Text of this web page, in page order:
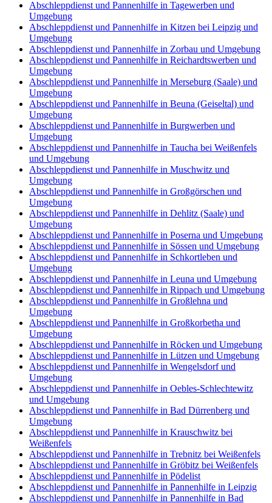
Abschleppdienst und Pannenhilfe in Tagewerben und
Umgebung
Abschleppdienst und Pannenhilfe in Kitzen bei Leipzig und
Umgebung
Abschleppdienst und Pannenhilfe in Zorbau und Umgebung
Abschleppdienst und Pannenhilfe in Reichardtswerben und
Umgebung
Abschleppdienst und Pannenhilfe in Merseburg (Saale) und
Umgebung
Abschleppdienst und Pannenhilfe in Beuna (Geiseltal) und
Umgebung
Abschleppdienst und Pannenhilfe in Burgwerben und
Umgebung
Abschleppdienst und Pannenhilfe in Taucha bei Weißenfels
und Umgebung
Abschleppdienst und Pannenhilfe in Muschwitz und
Umgebung
Abschleppdienst und Pannenhilfe in Großgörschen und
Umgebung
Abschleppdienst und Pannenhilfe in Dehlitz (Saale) und
Umgebung
Abschleppdienst und Pannenhilfe in Poserna und Umgebung
Abschleppdienst und Pannenhilfe in Sössen und Umgebung
Abschleppdienst und Pannenhilfe in Schkortleben und
Umgebung
Abschleppdienst und Pannenhilfe in Leuna und Umgebung
Abschleppdienst und Pannenhilfe in Rippach und Umgebung
Abschleppdienst und Pannenhilfe in Großlehna und
Umgebung
Abschleppdienst und Pannenhilfe in Großkorbetha und
Umgebung
Abschleppdienst und Pannenhilfe in Röcken und Umgebung
Abschleppdienst und Pannenhilfe in Lützen und Umgebung
Abschleppdienst und Pannenhilfe in Wengelsdorf und
Umgebung
Abschleppdienst und Pannenhilfe in Oebles-Schlechtewitz
und Umgebung
Abschleppdienst und Pannenhilfe in Bad Dürrenberg und
Umgebung
Abschleppdienst und Pannenhilfe in Krauschwitz bei
Weißenfels
Abschleppdienst und Pannenhilfe in Trebnitz bei Weißenfels
Abschleppdienst und Pannenhilfe in Gröbitz bei Weißenfels
Abschleppdienst und Pannenhilfe in Pödelist
Abschleppdienst und Pannenhilfe in Pannenhilfe in Leipzig
Abschleppdienst und Pannenhilfe in Pannenhilfe in Bad